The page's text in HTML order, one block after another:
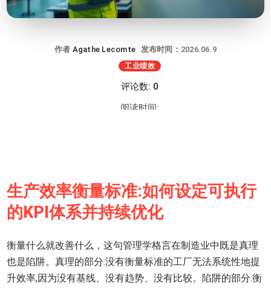
作者 Agathe Lecomte 发布时间：2026.06.9
工业绩效
评论数: 0
阅读时间:
生产效率衡量标准:如何设定可执行
的KPI体系并持续优化
衡量什么就改善什么，这句管理学格言在制造业中既是真理
也是陷阱。真理的部分:没有衡量标准的工厂无法系统性地提
升效率,因为没有基线、没有趋势、没有比较。陷阱的部分:衡